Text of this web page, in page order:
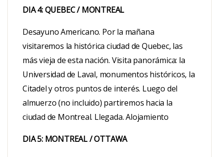
DIA 4: QUEBEC / MONTREAL
Desayuno Americano. Por la mañana
visitaremos la histórica ciudad de Quebec, las
más vieja de esta nación. Visita panorámica: la
Universidad de Laval, monumentos históricos, la
Citadel y otros puntos de interés. Luego del
almuerzo (no incluido) partiremos hacia la
ciudad de Montreal. Llegada. Alojamiento
DIA 5: MONTREAL / OTTAWA